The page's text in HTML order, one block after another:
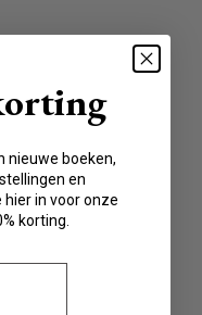
nieuwe boeken,
en
in voor onze
korting.